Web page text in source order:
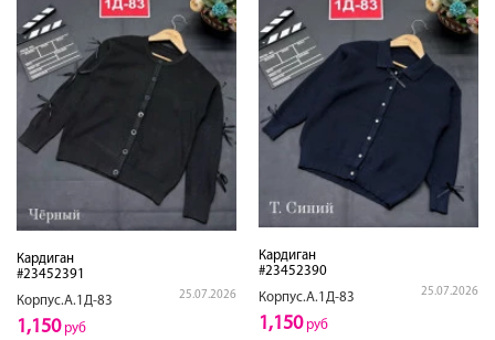
Кардиган
#23452391
Корпус.А.1Д-83
25.07.2026
1,150руб
Кардиган
#23452390
Корпус.А.1Д-83
25.07.2026
1,150руб